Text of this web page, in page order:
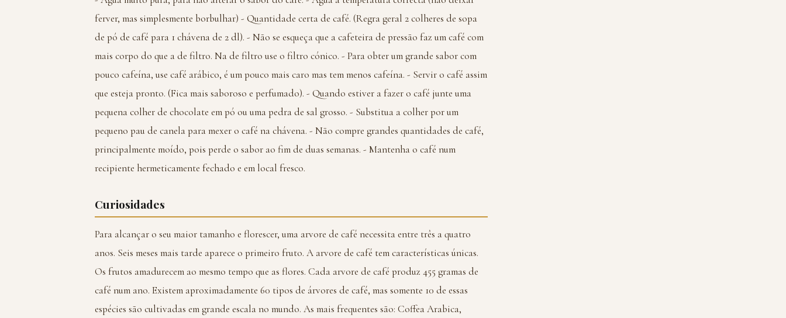
ferver, mas simplesmente borbulhar) - Quantidade certa de café. (Regra geral 2 colheres de sopa
de pó de café para 1 chávena de 2 dl). - Não se esqueça que a cafeteira de pressão faz um café com
mais corpo do que a de filtro. Na de filtro use o filtro cónico. - Para obter um grande sabor com
pouco cafeína, use café arábico, é um pouco mais caro mas tem menos cafeína. - Servir o café assim
que esteja pronto. (Fica mais saboroso e perfumado). - Quando estiver a fazer o café junte uma
pequena colher de chocolate em pó ou uma pedra de sal grosso. - Substitua a colher por um
pequeno pau de canela para mexer o café na chávena. - Não compre grandes quantidades de café,
principalmente moído, pois perde o sabor ao fim de duas semanas. - Mantenha o café num
recipiente hermeticamente fechado e em local fresco.
Curiosidades
Para alcançar o seu maior tamanho e florescer, uma arvore de café necessita entre três a quatro
anos. Seis meses mais tarde aparece o primeiro fruto. A arvore de café tem características únicas.
Os frutos amadurecem ao mesmo tempo que as flores. Cada arvore de café produz 455 gramas de
café num ano. Existem aproximadamente 60 tipos de árvores de café, mas somente 10 de essas
espécies são cultivadas em grande escala no mundo. As mais frequentes são: Coffea Arabica,